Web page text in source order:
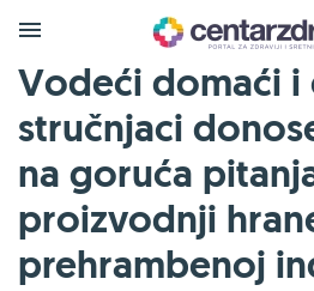
Vodeći domaći i
stručnjaci
na goruća
proizvodnji
prehrambenoj